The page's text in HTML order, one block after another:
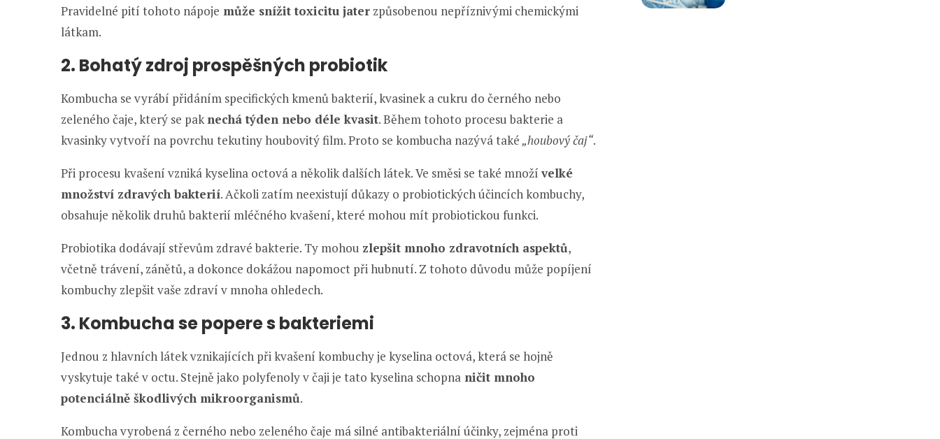
Pravidelné pití tohoto nápoje může snížit toxicitu jater způsobenou nepříznivými chemickými
látkam.
2. Bohatý zdroj prospěšných probiotik
Kombucha se vyrábí přidáním specifických kmenů bakterií, kvasinek a cukru do černého nebo
zeleného čaje, který se paknechá týden nebo déle kvasit. Během tohoto procesu bakterie a
kvasinky vytvoří na povrchu tekutiny houbovitý film. Proto se kombucha nazývá také„houbový čaj“.
Při procesu kvašení vzniká kyselina octová a několik dalších látek. Ve směsi se také množí velké
množství zdravých bakterií. Ačkoli zatím neexistují důkazy o probiotických účincích kombuchy,
obsahuje několik druhů bakterií mléčného kvašení, které mohou mít probiotickou funkci.
Probiotika dodávají střevům zdravé bakterie. Ty mohou zlepšit mnoho zdravotních aspektů,
včetně trávení, zánětů, a dokonce dokážou napomoct při hubnutí. Z tohoto důvodu může popíjení
kombuchy zlepšit vaše zdraví v mnoha ohledech.
3. Kombucha se popere s bakteriemi
Jednou z hlavních látek vznikajících při kvašení kombuchy je kyselina octová, která se hojně
vyskytuje také v octu. Stejně jako polyfenoly v čaji je tato kyselina schopna ničit mnoho
potenciálně škodlivých mikroorganismů.
Kombucha vyrobená z černého nebo zeleného čaje má silné antibakteriální účinky, zejména proti